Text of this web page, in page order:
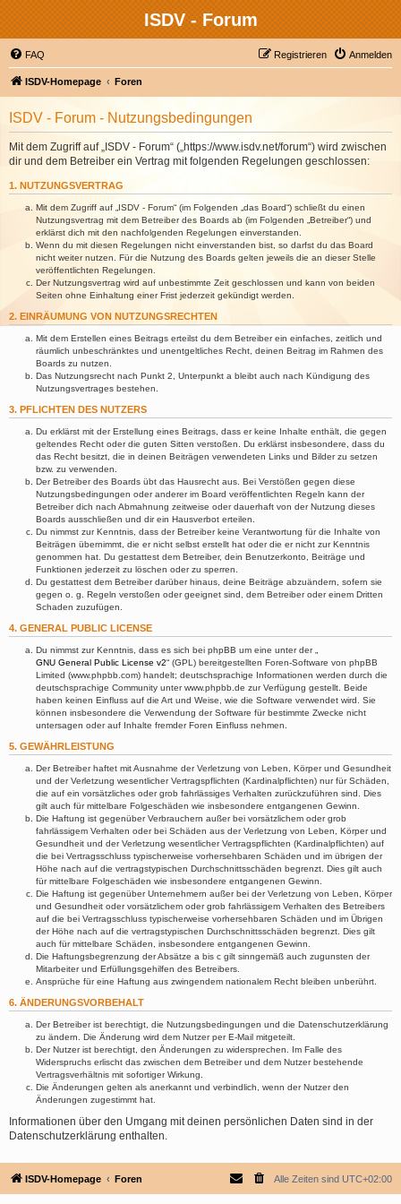
ISDV - Forum
FAQ Anmelden
Registrieren
ISDV-Homepage Foren
ISDV - Forum - Nutzungsbedingungen
Mit dem Zugriff auf „ISDV - Forum“ („https://www.isdv.net/forum“) wird zwischen
dir und dem Betreiber ein Vertrag mit folgenden Regelungen geschlossen:
1. NUTZUNGSVERTRAG
Mit dem Zugriff auf „ISDV - Forum“ (im Folgenden „das Board“) schließt du einen
Nutzungsvertrag mit dem Betreiber des Boards ab (im Folgenden „Betreiber“) und
erklärst dich mit den nachfolgenden Regelungen einverstanden.
Wenn du mit diesen Regelungen nicht einverstanden bist, so darfst du das Board
nicht weiter nutzen. Für die Nutzung des Boards gelten jeweils die an dieser Stelle
veröffentlichten Regelungen.
Der Nutzungsvertrag wird auf unbestimmte Zeit geschlossen und kann von beiden
Seiten ohne Einhaltung einer Frist jederzeit gekündigt werden.
2. EINRÄUMUNG VON NUTZUNGSRECHTEN
Mit dem Erstellen eines Beitrags erteilst du dem Betreiber ein einfaches, zeitlich und
räumlich unbeschränktes und unentgeltliches Recht, deinen Beitrag im Rahmen des
Boards zu nutzen.
Das Nutzungsrecht nach Punkt 2, Unterpunkt a bleibt auch nach Kündigung des
Nutzungsvertrages bestehen.
3. PFLICHTEN DES NUTZERS
Du erklärst mit der Erstellung eines Beitrags, dass er keine Inhalte enthält, die gegen
geltendes Recht oder die guten Sitten verstoßen. Du erklärst insbesondere, dass du
das Recht besitzt, die in deinen Beiträgen verwendeten Links und Bilder zu setzen
bzw. zu verwenden.
Der Betreiber des Boards übt das Hausrecht aus. Bei Verstößen gegen diese
Nutzungsbedingungen oder anderer im Board veröffentlichten Regeln kann der
Betreiber dich nach Abmahnung zeitweise oder dauerhaft von der Nutzung dieses
Boards ausschließen und dir ein Hausverbot erteilen.
Du nimmst zur Kenntnis, dass der Betreiber keine Verantwortung für die Inhalte von
Beiträgen übernimmt, die er nicht selbst erstellt hat oder die er nicht zur Kenntnis
genommen hat. Du gestattest dem Betreiber, dein Benutzerkonto, Beiträge und
Funktionen jederzeit zu löschen oder zu sperren.
Du gestattest dem Betreiber darüber hinaus, deine Beiträge abzuändern, sofern sie
gegen o. g. Regeln verstoßen oder geeignet sind, dem Betreiber oder einem Dritten
Schaden zuzufügen.
4. GENERAL PUBLIC LICENSE
Du nimmst zur Kenntnis, dass es sich bei phpBB um eine unter der „
GNU General Public License v2“ (GPL) bereitgestellten Foren-Software von phpBB
Limited (www.phpbb.com) handelt; deutschsprachige Informationen werden durch die
deutschsprachige Community unter www.phpbb.de zur Verfügung gestellt. Beide
haben keinen Einfluss auf die Art und Weise, wie die Software verwendet wird. Sie
können insbesondere die Verwendung der Software für bestimmte Zwecke nicht
untersagen oder auf Inhalte fremder Foren Einfluss nehmen.
5. GEWÄHRLEISTUNG
Der Betreiber haftet mit Ausnahme der Verletzung von Leben, Körper und Gesundheit
und der Verletzung wesentlicher Vertragspflichten (Kardinalpflichten) nur für Schäden,
die auf ein vorsätzliches oder grob fahrlässiges Verhalten zurückzuführen sind. Dies
gilt auch für mittelbare Folgeschäden wie insbesondere entgangenen Gewinn.
Die Haftung ist gegenüber Verbrauchern außer bei vorsätzlichem oder grob
fahrlässigem Verhalten oder bei Schäden aus der Verletzung von Leben, Körper und
Gesundheit und der Verletzung wesentlicher Vertragspflichten (Kardinalpflichten) auf
die bei Vertragsschluss typischerweise vorhersehbaren Schäden und im übrigen der
Höhe nach auf die vertragstypischen Durchschnittsschäden begrenzt. Dies gilt auch
für mittelbare Folgeschäden wie insbesondere entgangenen Gewinn.
Die Haftung ist gegenüber Unternehmern außer bei der Verletzung von Leben, Körper
und Gesundheit oder vorsätzlichem oder grob fahrlässigem Verhalten des Betreibers
auf die bei Vertragsschluss typischerweise vorhersehbaren Schäden und im Übrigen
der Höhe nach auf die vertragstypischen Durchschnittsschäden begrenzt. Dies gilt
auch für mittelbare Schäden, insbesondere entgangenen Gewinn.
Die Haftungsbegrenzung der Absätze a bis c gilt sinngemäß auch zugunsten der
Mitarbeiter und Erfüllungsgehilfen des Betreibers.
Ansprüche für eine Haftung aus zwingendem nationalem Recht bleiben unberührt.
6. ÄNDERUNGSVORBEHALT
Der Betreiber ist berechtigt, die Nutzungsbedingungen und die Datenschutzerklärung
zu ändern. Die Änderung wird dem Nutzer per E-Mail mitgeteilt.
Der Nutzer ist berechtigt, den Änderungen zu widersprechen. Im Falle des
Widerspruchs erlischt das zwischen dem Betreiber und dem Nutzer bestehende
Vertragsverhältnis mit sofortiger Wirkung.
Die Änderungen gelten als anerkannt und verbindlich, wenn der Nutzer den
Änderungen zugestimmt hat.
Informationen über den Umgang mit deinen persönlichen Daten sind in der
Datenschutzerklärung enthalten.
ISDV-Homepage Foren Alle Zeiten sind UTC+02:00